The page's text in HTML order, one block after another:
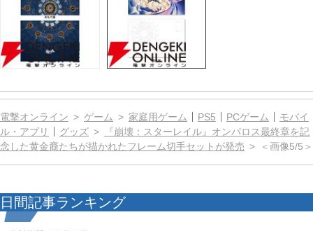
電撃オンライン ゲーム 家庭用ゲーム PS5 PCゲーム
モバイ
ル・アプリ
グッズ
『崩壊：スターレイル』オンパロス最終章を記
念した黄金裔たちが描かれたフレーム切手セットが発売
＜画像5/5＞
日間記事ランキング